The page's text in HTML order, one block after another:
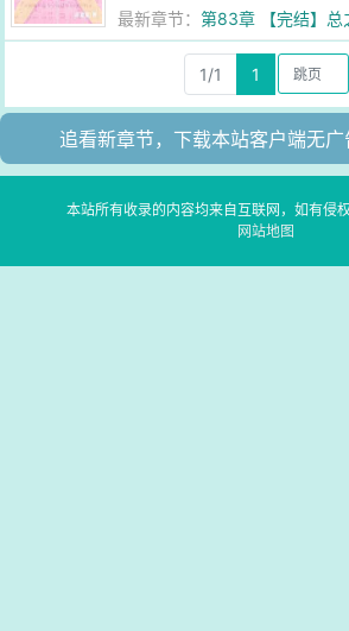
最新章节：第83章 【完结】总
1/1 1
追看新章节，下载本站客户端无广
本站所有收录的内容均来自互联网，如有侵
网站地图